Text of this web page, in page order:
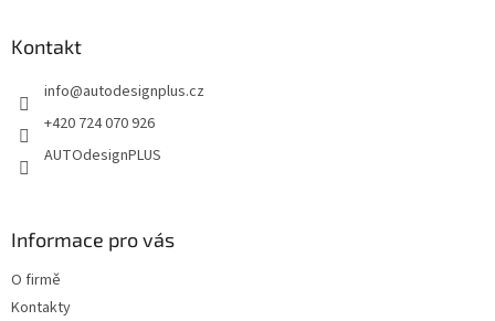
Kontakt
info@autodesignplus.cz
+420 724 070 926
AUTOdesignPLUS
Informace pro vás
O firmě
Kontakty